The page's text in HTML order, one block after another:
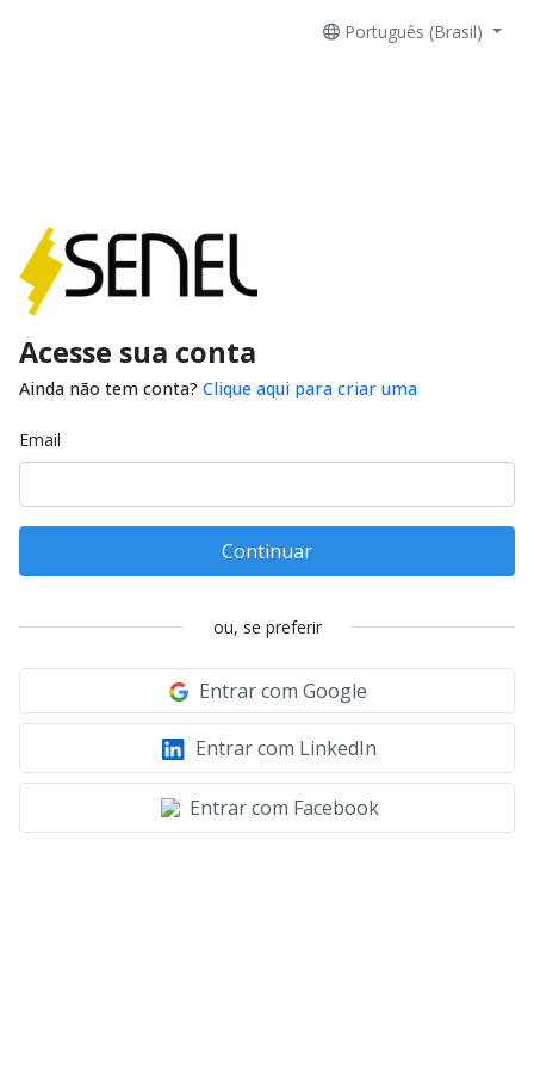
Português (Brasil)
Acesse sua conta
Ainda não tem conta? Clique aqui para criar uma
Email
Continuar
ou, se preferir
Entrar com Google
Entrar com LinkedIn
Entrar com Facebook